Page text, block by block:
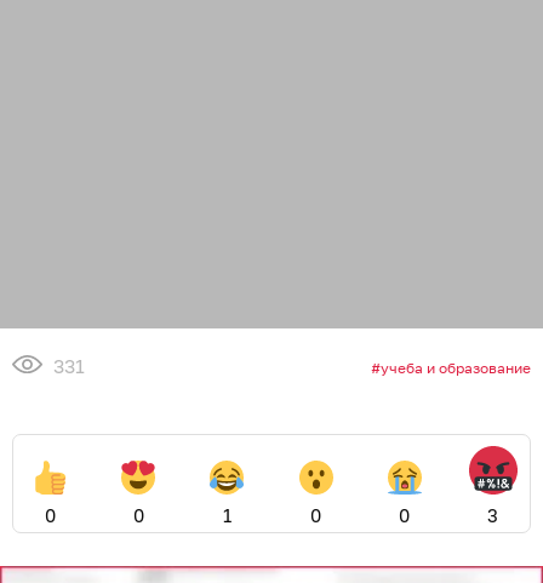
331 учеба и образование
0 0 1 0 0 3